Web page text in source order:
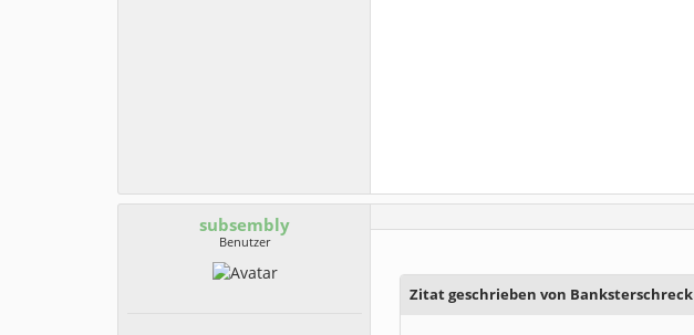
subsembly
Benutzer
Zitat geschrieben von Banksterschreck